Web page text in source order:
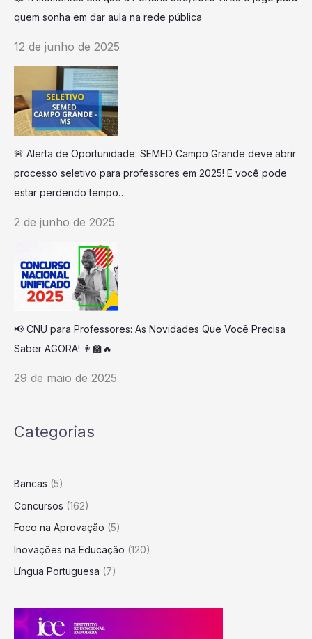
quem sonha em dar aula na rede pública
12 de junho de 2025
🚨 Alerta de Oportunidade: SEMED Campo Grande deve abrir
processo seletivo para professores em 2025! E você pode
estar perdendo tempo…
2 de junho de 2025
📢 CNU para Professores: As Novidades Que Você Precisa
Saber AGORA! 👩‍🏫🔥
29 de maio de 2025
Categorias
Bancas (5)
Concursos (162)
Foco na Aprovação (5)
Inovações na Educação (120)
Língua Portuguesa (7)